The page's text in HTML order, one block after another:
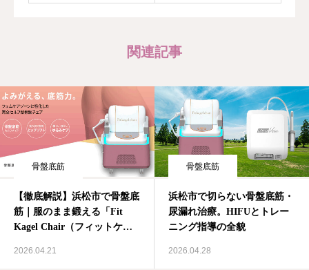
関連記事
骨盤底筋
【徹底解説】浜松市で骨盤底
筋｜服のまま鍛える「Fit
Kagel Chair（フィットケー
2026.04.21
骨盤底筋
浜松市で切らない骨盤底筋・
尿漏れ治療。HIFUとトレー
ニング指導の全貌
2026.04.28